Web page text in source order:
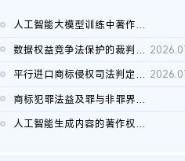
人工智能大模型训练中著作权的合理使用
数据权益竞争法保护的裁判路径构建
平行进口商标侵权司法判定规则的困境与纾解
商标犯罪法益及罪与非罪界限研究
人工智能生成内容的著作权司法认定：演进逻辑、现实困境与规则建...